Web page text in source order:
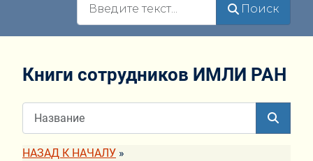
Поиск
Книги сотрудников ИМЛИ РАН
НАЗАД К НАЧАЛУ »